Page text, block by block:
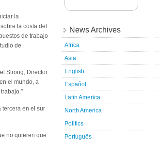
la
la costa del
de trabajo
de
Strong, Director
el mundo, a
tercera en el sur
no quieren que
News Archives
Africa
Asia
English
Español
Latin America
North America
Politics
Português